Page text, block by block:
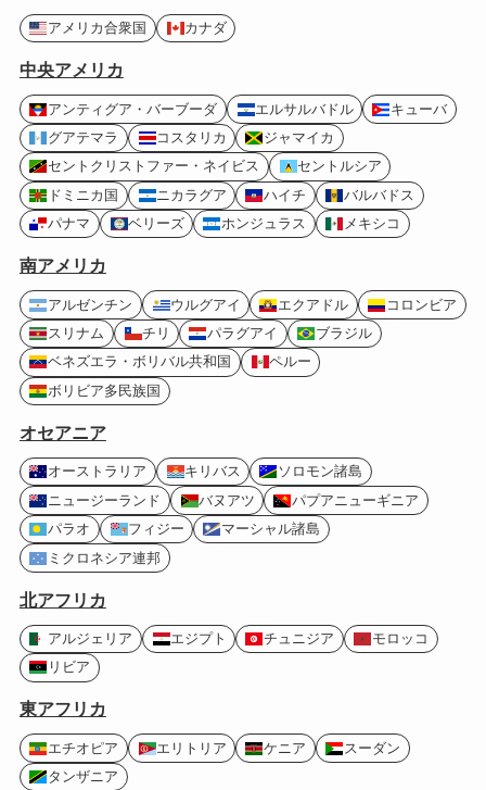
アメリカ合衆国 カナダ
中央アメリカ
アンティグア・バーブーダ エルサルバドル
キューバ
グアテマラ
コスタリカ
ジャマイカ
セントクリストファー・ネイビス
セントルシア
ドミニカ国
ニカラグア ハイチ
バルバドス
パナマ
ベリーズ ホンジュラス メキシコ
南アメリカ
アルゼンチン ウルグアイ エクアドル
コロンビア
スリナム
チリ パラグアイ
ブラジル
ベネズエラ・ボリバル共和国
ペルー
ボリビア多民族国
オセアニア
オーストラリア キリバス
ソロモン諸島
ニュージーランド
バヌアツ
パプアニューギニア
パラオ
フィジー
マーシャル諸島
ミクロネシア連邦
北アフリカ
アルジェリア エジプト チュニジア
モロッコ
リビア
東アフリカ
エチオピア エリトリア ケニア
スーダン
タンザニア